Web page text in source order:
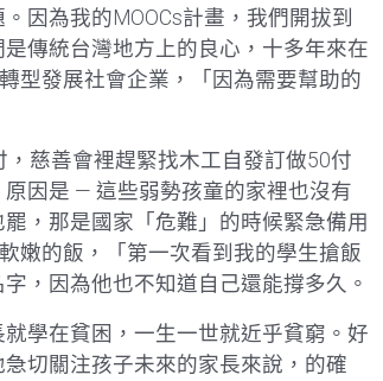
因為我的MOOCs計畫，我們開拔到
傳統台灣地方上的良心，十多年來在
型發展社會企業，「因為需要幫助的
慈善會裡趕緊找木工自發訂做50付
因是 — 這些弱勢孩童的家裡也沒有
，那是國家「危難」的時候緊急備用
嫩的飯，「第一次看到我的學生搶飯
，因為他也不知道自己還能撐多久。
學在貧困，一生一世就近乎貧窮。好
切關注孩子未來的家長來說，的確